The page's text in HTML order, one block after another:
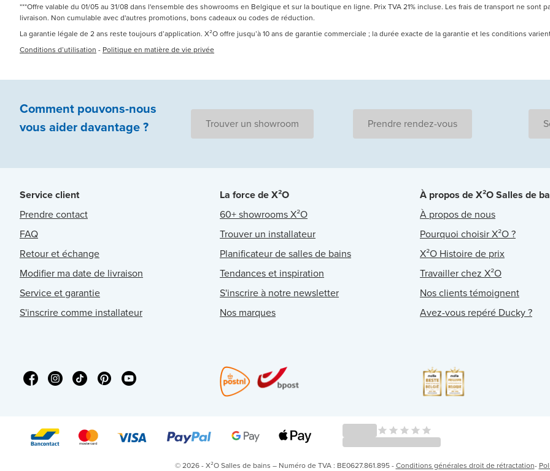
***Offre valable du 01/05 au 31/08 dans l'ensemble des showrooms en Belgique et sur la boutique en ligne. Prix TVA 21% incluse. Les frais de transport ne
livraison. Non cumulable avec d'autres promotions, bons cadeaux ou codes de réduction.
La garantie légale de 2 ans reste toujours d’application. X²O offre jusqu’à 10 ans de garantie commerciale ; la durée exacte de la garantie et les conditions
Conditions d’utilisation - Politique en matière de vie privée
Comment pouvons-nous
vous aiderdavantage ? Trouver un showroom Prendre rendez-vous
Service client
Prendre contact
FAQ
Retour et échange
Modifier ma date de livraison
Service et garantie
S'inscrire comme installateur
La force de X²O
60+ showrooms X²O
Trouver un installateur
Planificateur de salles de bains
Tendances et inspiration
S'inscrire à notre newsletter
Nos marques
À propos de X²O Salles de
À propos de nous
Pourquoi choisir X²O ?
X²O Histoire de prix
Travailler chez X²O
Nos clients témoignent
Avez-vous repéré Ducky ?
© 2026 - X²O Salles de bains – Numéro de TVA : BE0627.861.895 -Conditions générales droit de rétractation-